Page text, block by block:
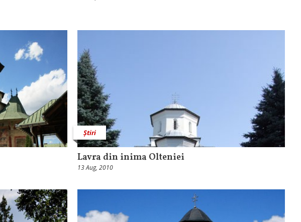
Știri
Lavra din inima Olteniei
13 Aug, 2010